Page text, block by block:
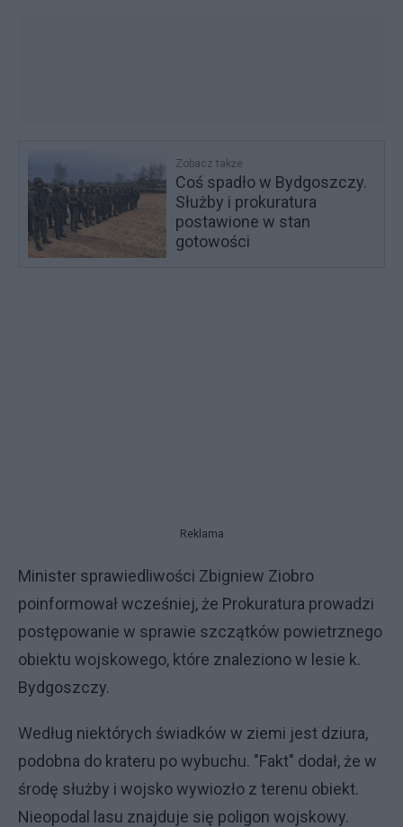
Zobacz także
Coś spadło w Bydgoszczy.
Służby i prokuratura
postawione w stan
gotowości
Reklama
Minister sprawiedliwości Zbigniew Ziobro
poinformował wcześniej, że Prokuratura prowadzi
postępowanie w sprawie szczątków powietrznego
obiektu wojskowego, które znaleziono w lesie k.
Bydgoszczy.
Według niektórych świadków w ziemi jest dziura,
podobna do krateru po wybuchu. "Fakt" dodał, że w
środę służby i wojsko wywiozło z terenu obiekt.
Nieopodal lasu znajduje się poligon wojskowy.